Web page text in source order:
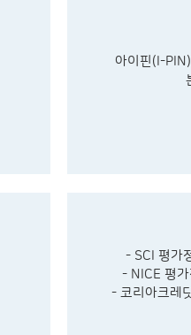
아이핀(I-
- SCI 평가
- NICE 평
- 코리아크레